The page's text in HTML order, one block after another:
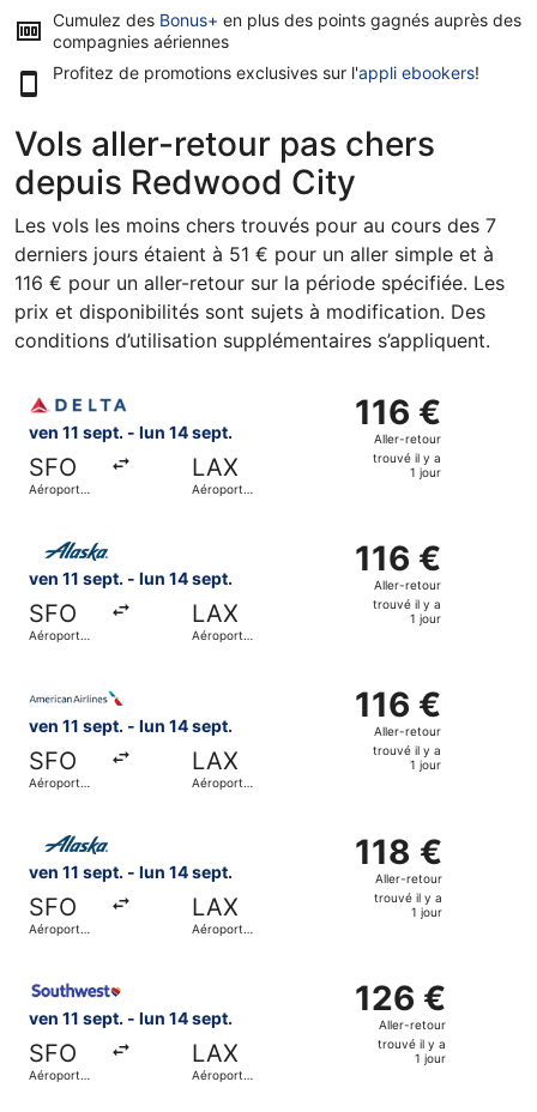
Cumulez des Bonus+ en plus des points gagnés auprès des
compagnies aériennes
Profitez de promotions exclusives sur l'appli ebookers!
Vols aller-retour pas chers
depuis Redwood City
Les vols les moins chers trouvés pour au cours des 7
derniers jours étaient à 51 € pour un aller simple et à
116 € pour un aller-retour sur la période spécifiée. Les
prix et disponibilités sont sujets à modification. Des
conditions d’utilisation supplémentaires s’appliquent.
ven 11 sept. - lun 14 sept.
SFO
Aéroport
LAX
Aéroport
116 €
Aller-
retour,
trouvé
a
jour
116 €
Aller-retour
trouvé il y a
1 jour
ven 11 sept. - lun 14 sept.
SFO
Aéroport
LAX
Aéroport
116 €
Aller-
retour,
trouvé
a
jour
116 €
Aller-retour
trouvé il y a
1 jour
Sélectionner le vol Alaska Airlines, décollant le ven 11
ven 11 sept. - lun 14 sept.
SFO
Aéroport
LAX
Aéroport
116 €
Aller-
retour,
trouvé
a
jour
116 €
Aller-retour
trouvé il y a
1 jour
ven 11 sept. - lun 14 sept.
SFO
Aéroport
LAX
Aéroport
118 €
Aller-
retour,
trouvé
a
jour
118 €
Aller-retour
trouvé il y a
1 jour
ven 11 sept. - lun 14 sept.
SFO
Aéroport
LAX
Aéroport
126 €
Aller-
retour,
126 €
Aller-retour
trouvé il y a
1 jour